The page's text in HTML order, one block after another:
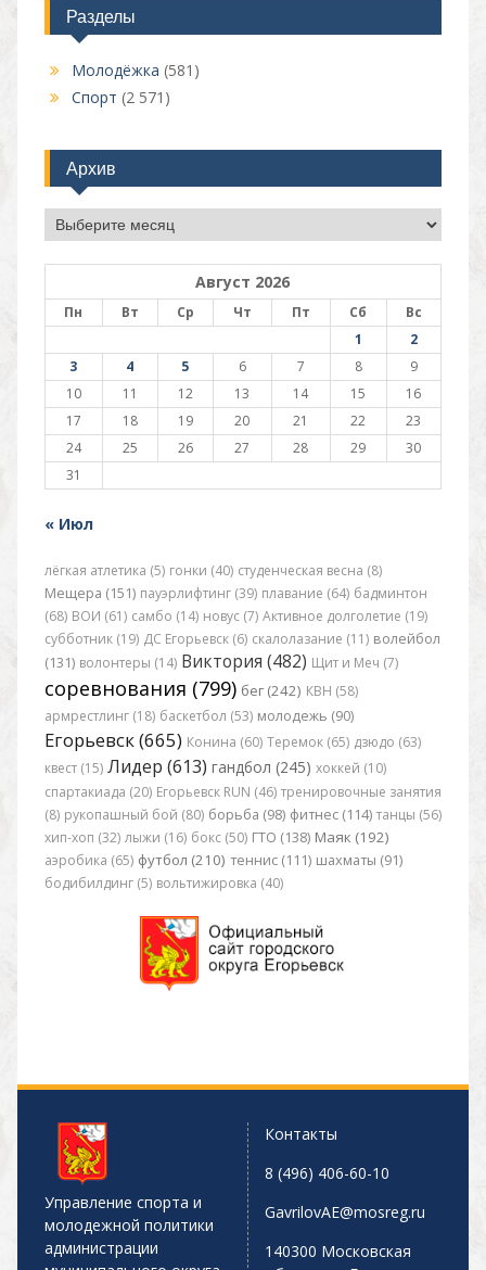
Разделы
Молодёжка (581)
Спорт (2 571)
Архив
Архив
Август 2026
Пн Вт Ср Чт Пт Сб
Вс
1
2
3
4 5 6 7 8
9
10
11 12 13 14 15
16
17
18 19 20 21 22
23
24
25 26 27 28 29
30
31
« Июл
лёгкая атлетика (5) гонки (40) студенческая весна (8)
Мещера (151) пауэрлифтинг (39) плавание (64) бадминтон
(68) ВОИ (61) самбо (14) новус (7) Активное долголетие (19)
субботник (19) ДС Егорьевск (6) скалолазание (11) волейбол
(131) волонтеры (14) Виктория (482) Щит и Меч (7)
соревнования (799) бег (242) КВН (58)
армрестлинг (18) баскетбол (53) молодежь (90)
Егорьевск (665) Конина (60) Теремок (65) дзюдо (63)
квест (15) Лидер (613) гандбол (245) хоккей (10)
спартакиада (20) Егорьевск RUN (46) тренировочные занятия
(8) рукопашный бой (80) борьба (98) фитнес (114) танцы (56)
хип-хоп (32) лыжи (16) бокс (50) ГТО (138) Маяк (192)
аэробика (65) футбол (210) теннис (111) шахматы (91)
бодибилдинг (5) вольтижировка (40)
Управление спорта и
молодежной политики
администрации
Контакты
8 (496) 406-60-10
GavrilovAE@mosreg.ru
140300 Московская